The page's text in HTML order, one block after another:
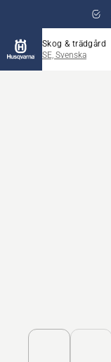
Skog & trädgård
SE, Svenska